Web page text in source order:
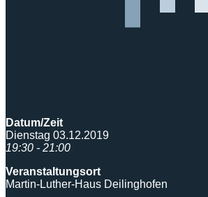
Datum/Zeit
Dienstag 03.12.2019
19:30 - 21:00
Veranstaltungsort
Martin-Luther-Haus Deilinghofen